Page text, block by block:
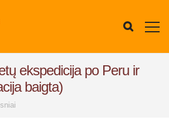
ekspedicija po Peru ir
baigta)